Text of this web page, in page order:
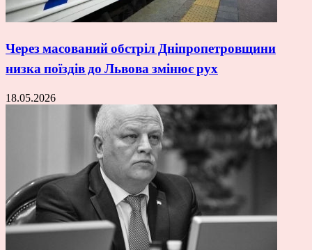
Через масований обстріл Дніпропетровщини
низка поїздів до Львова змінює рух
18.05.2026